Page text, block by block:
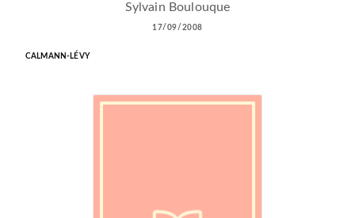
Sylvain Boulouque
17/09/2008
CALMANN-LÉVY